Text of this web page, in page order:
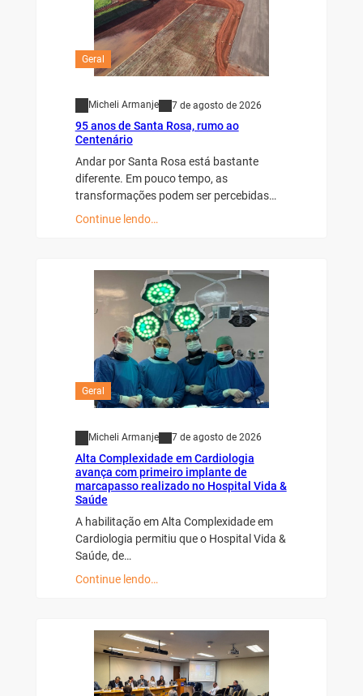
Geral
Micheli Armanje 7 de agosto de 2026
95 anos de Santa Rosa, rumo ao
Centenário
Andar por Santa Rosa está bastante
diferente. Em pouco tempo, as
transformações podem ser percebidas…
Continue lendo…
Geral
Micheli Armanje 7 de agosto de 2026
Alta Complexidade em Cardiologia
avança com primeiro implante de
marcapasso realizado no Hospital Vida &
Saúde
A habilitação em Alta Complexidade em
Cardiologia permitiu que o Hospital Vida &
Saúde, de…
Continue lendo…